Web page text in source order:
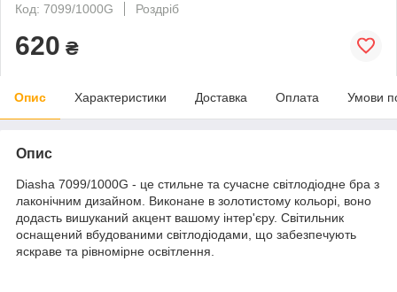
Код: 7099/1000G
Роздріб
620 ₴
Опис Характеристики Доставка Оплата Умови
Опис
Diasha 7099/1000G - це стильне та сучасне світлодіодне бра з
лаконічним дизайном. Виконане в золотистому кольорі, воно
додасть вишуканий акцент вашому інтер'єру. Світильник
оснащений вбудованими світлодіодами, що забезпечують
яскраве та рівномірне освітлення.